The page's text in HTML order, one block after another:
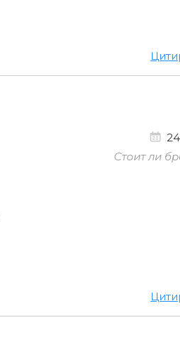
Стоит ли